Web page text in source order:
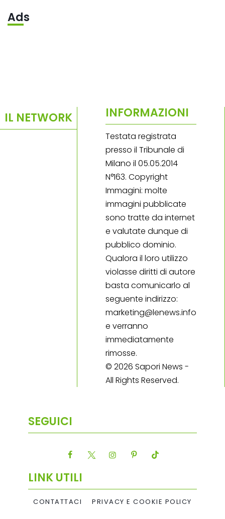
Ads
IL NETWORK INFORMAZIONI
Testata registrata
presso il Tribunale di
Milano il 05.05.2014
N°163. Copyright
Immagini: molte
immagini pubblicate
sono tratte da internet
e valutate dunque di
pubblico dominio.
Qualora il loro utilizzo
violasse diritti di autore
basta comunicarlo al
seguente indirizzo:
marketing@lenews.info
e verranno
immediatamente
rimosse.
© 2026 Sapori News -
All Rights Reserved.
SEGUICI
LINK UTILI
CONTATTACI PRIVACY E COOKIE POLICY